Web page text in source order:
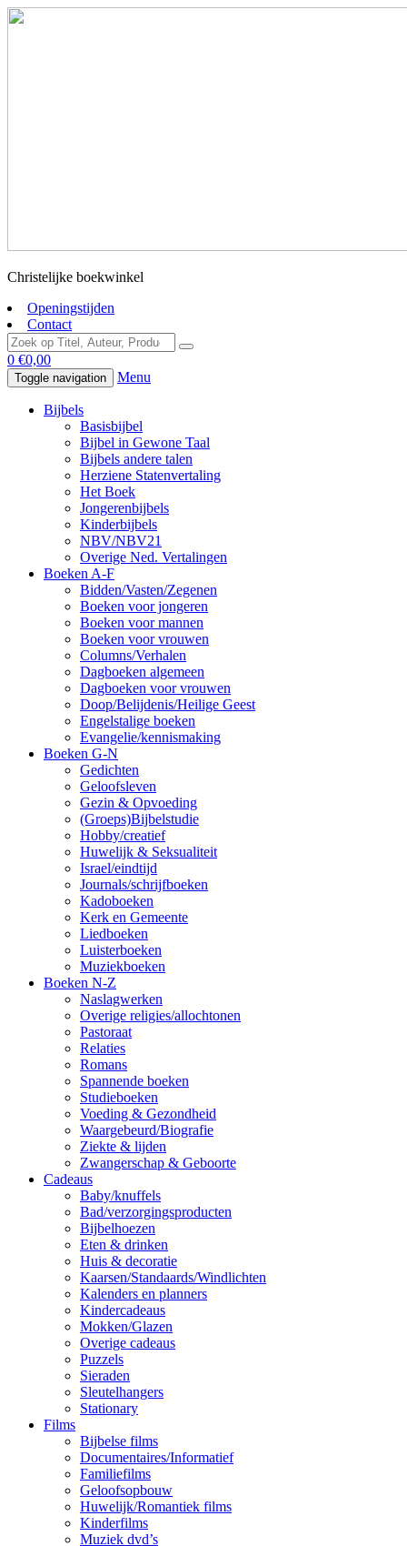
Christelijke boekwinkel
Openingstijden
Contact
0 €0,00
Toggle navigation Menu
Bijbels
Basisbijbel
Bijbel in Gewone Taal
Bijbels andere talen
Herziene Statenvertaling
Het Boek
Jongerenbijbels
Kinderbijbels
NBV/NBV21
Overige Ned. Vertalingen
Boeken A-F
Bidden/Vasten/Zegenen
Boeken voor jongeren
Boeken voor mannen
Boeken voor vrouwen
Columns/Verhalen
Dagboeken algemeen
Dagboeken voor vrouwen
Doop/Belijdenis/Heilige Geest
Engelstalige boeken
Evangelie/kennismaking
Boeken G-N
Gedichten
Geloofsleven
Gezin & Opvoeding
(Groeps)Bijbelstudie
Hobby/creatief
Huwelijk & Seksualiteit
Israel/eindtijd
Journals/schrijfboeken
Kadoboeken
Kerk en Gemeente
Liedboeken
Luisterboeken
Muziekboeken
Boeken N-Z
Naslagwerken
Overige religies/allochtonen
Pastoraat
Relaties
Romans
Spannende boeken
Studieboeken
Voeding & Gezondheid
Waargebeurd/Biografie
Ziekte & lijden
Zwangerschap & Geboorte
Cadeaus
Baby/knuffels
Bad/verzorgingsproducten
Bijbelhoezen
Eten & drinken
Huis & decoratie
Kaarsen/Standaards/Windlichten
Kalenders en planners
Kindercadeaus
Mokken/Glazen
Overige cadeaus
Puzzels
Sieraden
Sleutelhangers
Stationary
Films
Bijbelse films
Documentaires/Informatief
Familiefilms
Geloofsopbouw
Huwelijk/Romantiek films
Kinderfilms
Muziek dvd’s